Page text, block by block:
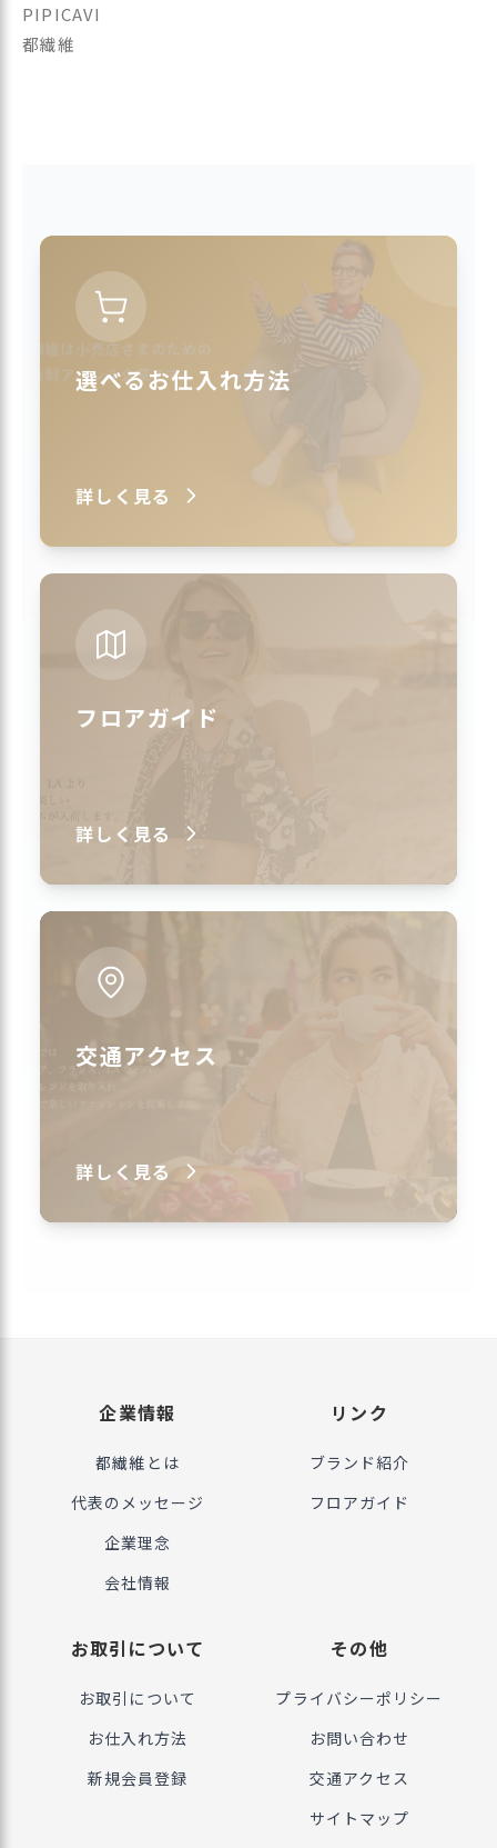
PIPICAVI
都繊維
選べるお仕入れ方法
詳しく見る
フロアガイド
詳しく見る
交通アクセス
詳しく見る
企業情報
都繊維とは
代表のメッセージ
企業理念
会社情報
リンク
ブランド紹介
フロアガイド
お取引について
お取引について
お仕入れ方法
新規会員登録
その他
プライバシーポリシー
お問い合わせ
交通アクセス
サイトマップ